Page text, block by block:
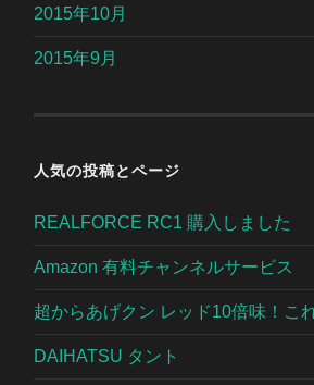
2015年10月
2015年9月
人気の投稿とページ
REALFORCE RC1 購入しました
Amazon 有料チャンネルサービス
超からあげクン レッド10倍味！こ
DAIHATSU タント